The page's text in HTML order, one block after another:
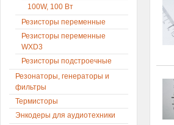
100W, 100 Вт
Резисторы переменные
Резисторы переменные
WXD3
Резисторы подстроечные
Резонаторы, генераторы и
фильтры
Термисторы
Энкодеры для аудиотехники